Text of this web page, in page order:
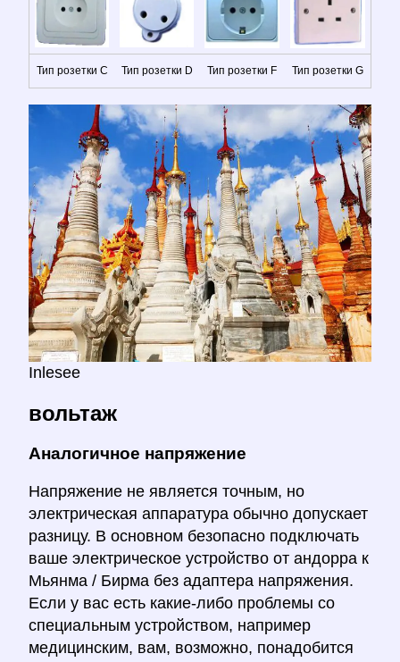
Тип розетки C Тип розетки D Тип розетки F Тип розетки G
Inlesee
вольтаж
Аналогичное напряжение
Напряжение не является точным, но
электрическая аппаратура обычно допускает
разницу. В основном безопасно подключать
ваше электрическое устройство от андорра к
Мьянма / Бирма без адаптера напряжения.
Если у вас есть какие-либо проблемы со
специальным устройством, например
медицинским, вам, возможно, понадобится